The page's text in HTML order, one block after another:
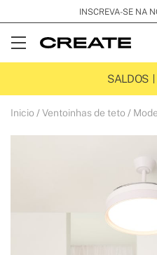
INSCREVA-SE NA
Open
Menu
SALDOS
Inicio Ventoinhas de teto